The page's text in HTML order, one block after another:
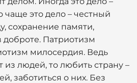
чаще это дело – честный
сохранение памяти,
доброте. Патриотизм
милосердия. Ведь
из людей, то любить страну –
заботиться о них. Без